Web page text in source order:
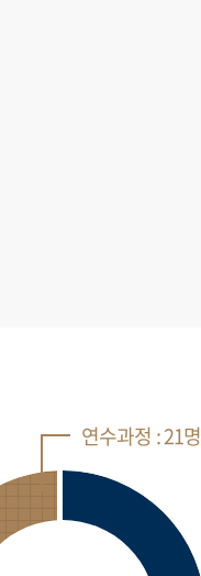
연수과정 : 21명